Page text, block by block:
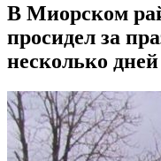
В Миорском
просидел за
несколько дней